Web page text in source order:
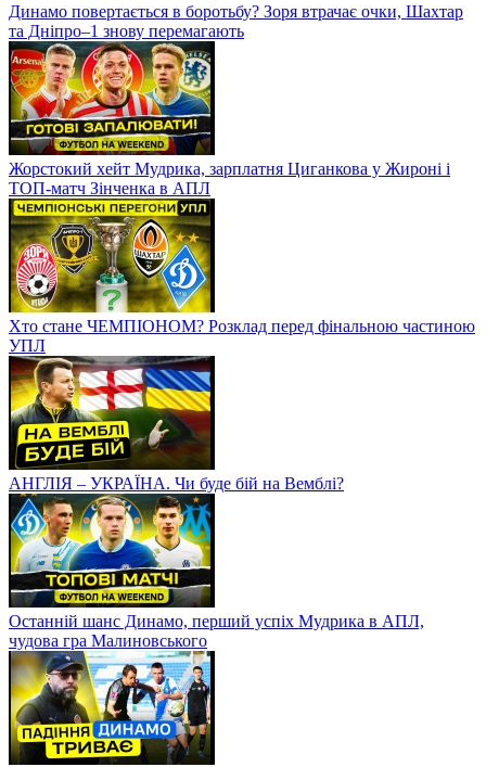
Динамо повертається в боротьбу? Зоря втрачає очки, Шахтар
та Дніпро–1 знову перемагають
Жорстокий хейт Мудрика, зарплатня Циганкова у Жироні і
ТОП-матч Зінченка в АПЛ
Хто стане ЧЕМПІОНОМ? Розклад перед фінальною частиною
УПЛ
АНГЛІЯ – УКРАЇНА. Чи буде бій на Вемблі?
Останній шанс Динамо, перший успіх Мудрика в АПЛ,
чудова гра Малиновського